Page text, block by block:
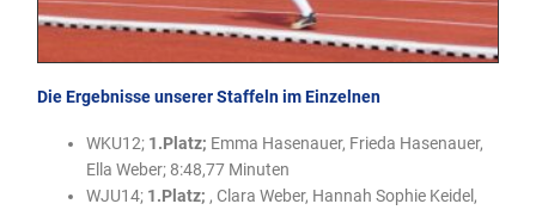
Die Ergebnisse unserer Staffeln im Einzelnen
WKU12; 1.Platz; Emma Hasenauer, Frieda Hasenauer,
Ella Weber; 8:48,77 Minuten
WJU14; 1.Platz; , Clara Weber, Hannah Sophie Keidel,